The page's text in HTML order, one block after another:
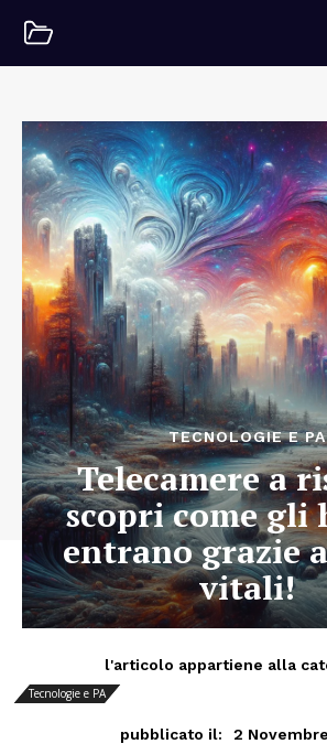
TECNOLOGIE E PA
Telecamere a
scopri come gli
entrano grazie
vitali!
l'articolo appartiene alla
Tecnologie e PA
pubblicato il: 2